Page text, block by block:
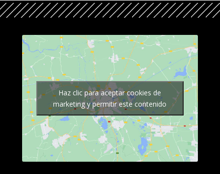
Haz clic para aceptar cookies de
marketing y permitir este contenido